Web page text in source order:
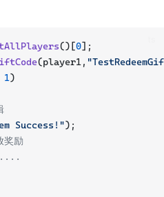
()[0];
(player1,
1)
Success!");
奖励